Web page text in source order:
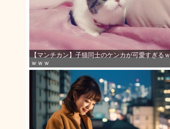
【マンチカン】子猫同士のケンカが可愛すぎるｗ
ｗｗｗ